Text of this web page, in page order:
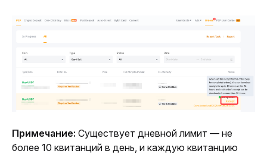
Примечание: Существует дневной лимит — не
более 10 квитанций в день, и каждую квитанцию